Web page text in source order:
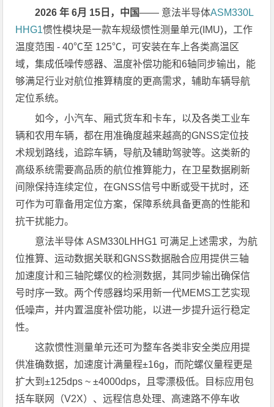
2026年 6月 15 日，中国—— 意法半导体ASM330L
HHG1惯性模块是一款车规级惯性测量单元(IMU)，工作
温度范围 - 40℃至 125℃，可安装在车上各类高温区
域，集成低噪传感器、温度补偿功能和6轴同步输出，能
够满足行业对航位推算精度的更高需求，辅助车辆导航
定位系统。
如今，小汽车、厢式货车和卡车，以及各类工业车
辆和农用车辆，都在用准确度越来越高的GNSS定位技
术规划路线，追踪车辆，导航及辅助驾驶等。这类新的
高级系统需要高品质的航位推算能力，在卫星数据刷新
间隙保持连续定位，在GNSS信号中断或受干扰时，还
可作为可靠备用定位方案，保障系统具备更高的性能和
抗干扰能力。
意法半导体 ASM330LHHG1 可满足上述需求，为航
位推算、运动数据关联和GNSS数据融合应用提供三轴
加速度计和三轴陀螺仪的检测数据，其同步输出确保信
号时序一致。两个传感器均采用新一代MEMS工艺实现
低噪声，并内置温度补偿功能，以进一步提升运行稳定
性。
这款惯性测量单元还可为整车各类非安全类应用提
供准确数据，加速度计满量程±16g，而陀螺仪量程更是
扩大到±125dps ~ ±4000dps，且零漂极低。目标应用包
括车联网（V2X）、远程信息处理、高速路不停车收